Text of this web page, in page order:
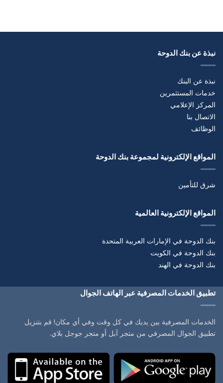
نبذة عن بنك الدوحة
نبذة عن البنك
خدمات المستثمرين
المركز الإعلامي
الاتصال بنا
الوظائف
المواقع الإلكترونية لمجموعة بنك الدوحة
شرق للتأمين
المواقع الإلكترونية العالمية
بنك الدوحة في الإمارات العربية المتحدة
بنك الدوحة في الكويت
بنك الدوحة في الهند
تطبيق الخدمات المصرفية عبر الهاتف الجوال
الخدمات المصرفية بين يديك في كل وقت وفي أي مكان! قم بتنزيل
تطبيق الجوال المصرفي من متجر آبل أو متجر جوجل بلاي.